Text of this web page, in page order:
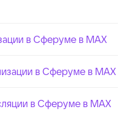
в Сферуме в MAX
в Сферуме в MAX
в Сферуме в MAX